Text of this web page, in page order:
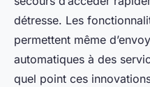
détresse. Les
permettent même
automatiques à des
quel point ces